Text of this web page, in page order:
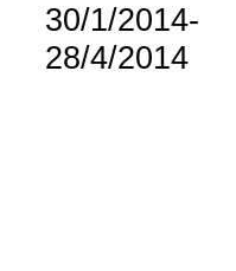
30/1/2014-
28/4/2014